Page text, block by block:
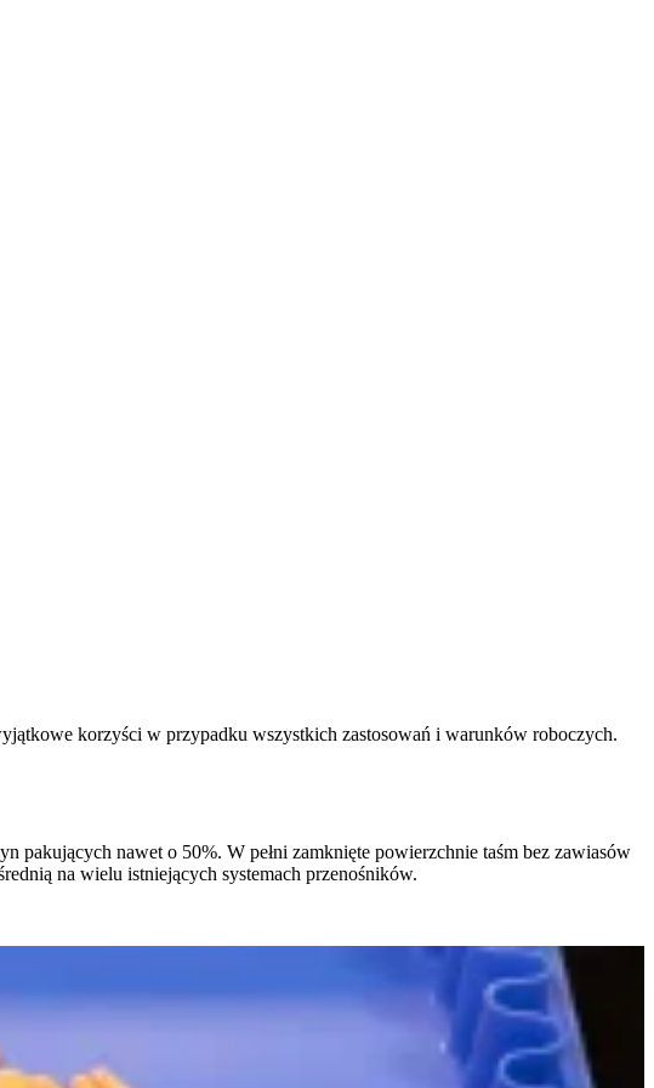
korzyści w przypadku wszystkich zastosowań i warunków roboczych.
nawet o 50%. W pełni zamknięte powierzchnie taśm bez zawiasów
na wielu istniejących systemach przenośników.